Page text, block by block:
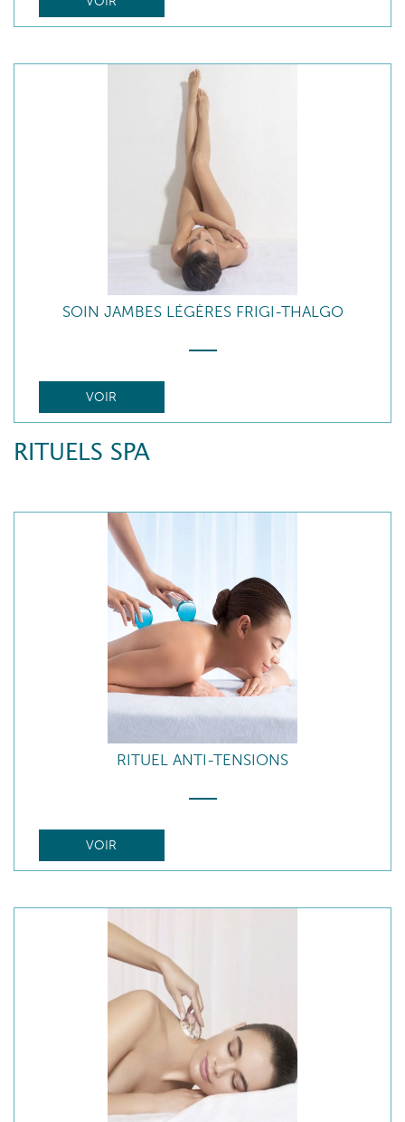
SOIN JAMBES LÉGÈRES FRIGI-THALGO
VOIR
RITUELS SPA
RITUEL ANTI-TENSIONS
VOIR